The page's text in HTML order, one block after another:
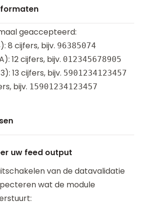
formaten
geaccepteerd:
8 cijfers, bijv. 96385074
12 cijfers, bijv. 012345678905
13 cijfers, bijv. 5901234123457
bijv. 15901234123457
uw feed output
van de datavalidatie
wat de module